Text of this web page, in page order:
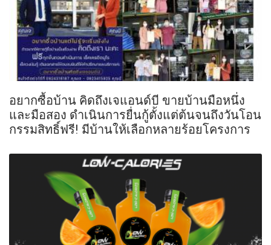
อยากซื้อบ้าน คิดถึงเจแอนด์บี ขายบ้านมือหนึ่ง
และมือสอง ดำเนินการยื่นกู้ตั้งแต่ต้นจนถึงวันโอน
กรรมสิทธิ์ฟรี! มีบ้านให้เลือกหลายร้อยโครงการ